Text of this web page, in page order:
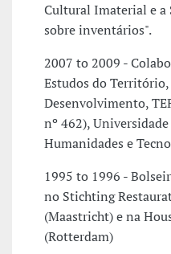
Cultural Imaterial e a
sobre inventários".
2007 to 2009 -
Estudos do
Desenvolvimento,
nº 462),
Humanidades e
1995 to 1996 -
no Stichting
(Maastricht) e na
(Rotterdam)